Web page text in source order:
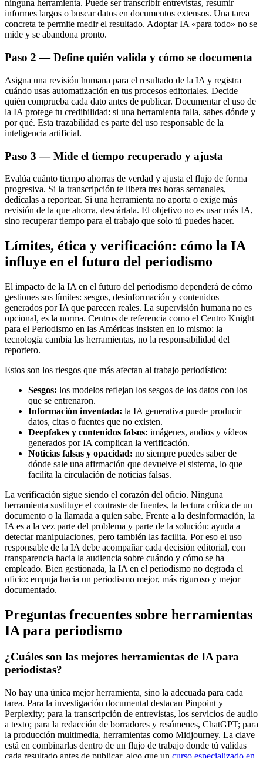
ninguna herramienta. Puede ser transcribir entrevistas, resumir
informes largos o buscar datos en documentos extensos. Una tarea
concreta te permite medir el resultado. Adoptar IA «para todo» no se
mide y se abandona pronto.
Paso 2 — Define quién valida y cómo se documenta
Asigna una revisión humana para el resultado de la IA y registra
cuándo usas automatización en tus procesos editoriales. Decide
quién comprueba cada dato antes de publicar. Documentar el uso de
la IA protege tu credibilidad: si una herramienta falla, sabes dónde y
por qué. Esta trazabilidad es parte del uso responsable de la
inteligencia artificial.
Paso 3 — Mide el tiempo recuperado y ajusta
Evalúa cuánto tiempo ahorras de verdad y ajusta el flujo de forma
progresiva. Si la transcripción te libera tres horas semanales,
dedícalas a reportear. Si una herramienta no aporta o exige más
revisión de la que ahorra, descártala. El objetivo no es usar más IA,
sino recuperar tiempo para el trabajo que solo tú puedes hacer.
Límites, ética y verificación: cómo la IA
influye en el futuro del periodismo
El impacto de la IA en el futuro del periodismo dependerá de cómo
gestiones sus límites: sesgos, desinformación y contenidos
generados por IA que parecen reales. La supervisión humana no es
opcional, es la norma. Centros de referencia como el Centro Knight
para el Periodismo en las Américas insisten en lo mismo: la
tecnología cambia las herramientas, no la responsabilidad del
reportero.
Estos son los riesgos que más afectan al trabajo periodístico:
Sesgos: los modelos reflejan los sesgos de los datos con los
que se entrenaron.
Información inventada: la IA generativa puede producir
datos, citas o fuentes que no existen.
Deepfakes y contenidos falsos: imágenes, audios y vídeos
generados por IA complican la verificación.
Noticias falsas y opacidad: no siempre puedes saber de
dónde sale una afirmación que devuelve el sistema, lo que
facilita la circulación de noticias falsas.
La verificación sigue siendo el corazón del oficio. Ninguna
herramienta sustituye el contraste de fuentes, la lectura crítica de un
documento o la llamada a quien sabe. Frente a la desinformación, la
IA es a la vez parte del problema y parte de la solución: ayuda a
detectar manipulaciones, pero también las facilita. Por eso el uso
responsable de la IA debe acompañar cada decisión editorial, con
transparencia hacia la audiencia sobre cuándo y cómo se ha
empleado. Bien gestionada, la IA en el periodismo no degrada el
oficio: empuja hacia un periodismo mejor, más riguroso y mejor
documentado.
Preguntas frecuentes sobre herramientas
IA para periodismo
¿Cuáles son las mejores herramientas de IA para
periodistas?
No hay una única mejor herramienta, sino la adecuada para cada
tarea. Para la investigación documental destacan Pinpoint y
Perplexity; para la transcripción de entrevistas, los servicios de audio
a texto; para la redacción de borradores y resúmenes, ChatGPT; para
la producción multimedia, herramientas como Midjourney. La clave
está en combinarlas dentro de un flujo de trabajo donde tú validas
cada resultado antes de publicar, algo que un curso especializado en